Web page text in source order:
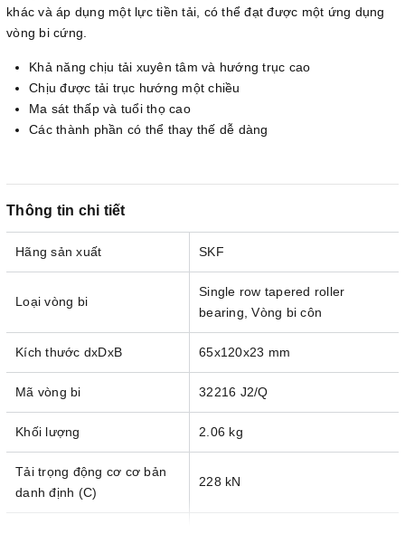
khác và áp dụng một lực tiền tải, có thể đạt được một ứng dụng
vòng bi cứng.
Khả năng chịu tải xuyên tâm và hướng trục cao
Chịu được tải trục hướng một chiều
Ma sát thấp và tuổi thọ cao
Các thành phần có thể thay thế dễ dàng
Thông tin chi tiết
Hãng sản xuất SKF
Loại vòng bi
Single row tapered roller
bearing, Vòng bi côn
Kích thước dxDxB 65x120x23 mm
Mã vòng bi 32216 J2/Q
Khối lượng 2.06 kg
Tải trọng động cơ cơ bản
danh định (C)
228 kN